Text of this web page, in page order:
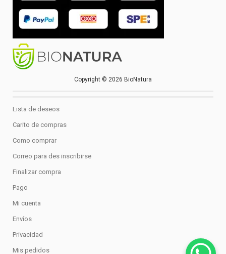
Copyright © 2026 BioNatura
Lista de deseos
Carito de compras
Como comprar
Correo para des inscribirse
Finalizar compra
Pago
Mi cuenta
Envíos
Privacidad
Mis pedidos